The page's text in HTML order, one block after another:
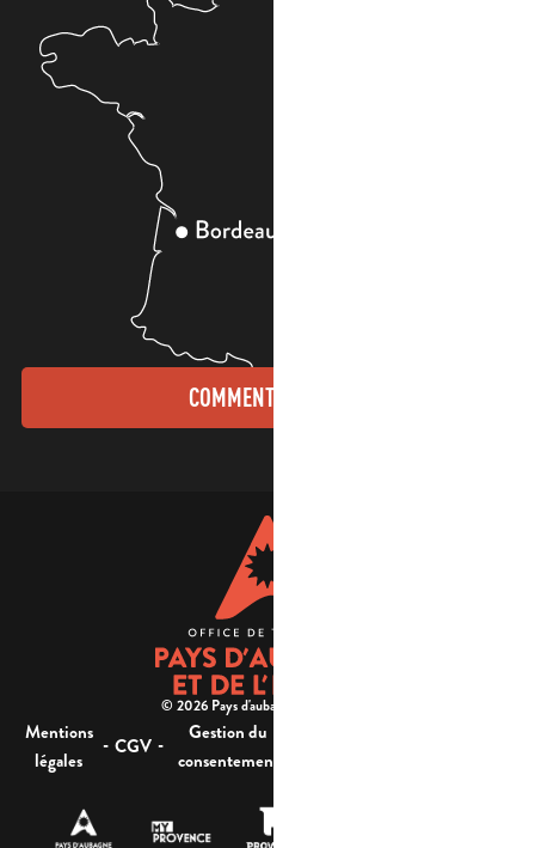
COMMENT VENIR ?
© 2026 Pays d'aubagne et de l'étoile -
Mentions
légales
- CGV -
Gestion du
consentement